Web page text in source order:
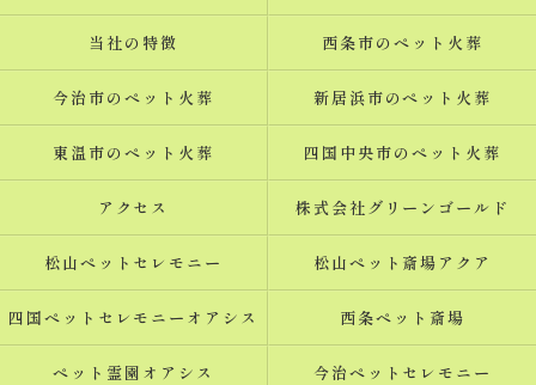
当社の特徴 西条市のペット火葬
今治市のペット火葬 新居浜市のペット火葬
東温市のペット火葬 四国中央市のペット火葬
アクセス 株式会社グリーンゴールド
松山ペットセレモニー 松山ペット斎場アクア
四国ペットセレモニーオアシス 西条ペット斎場
ペット霊園オアシス 今治ペットセレモニー